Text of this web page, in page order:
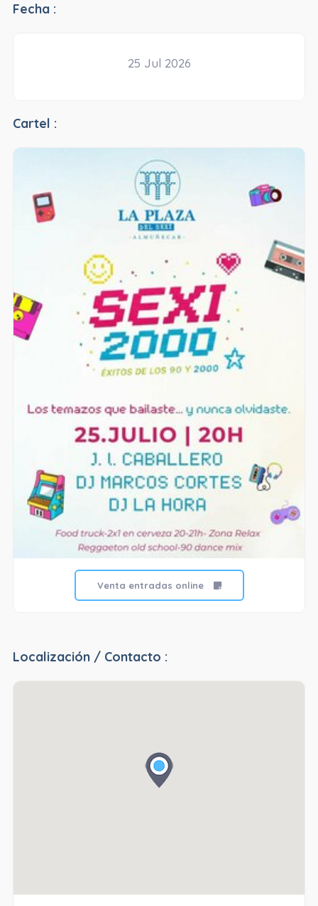
Fecha :
25 Jul 2026
Cartel :
Venta entradas online
Localización / Contacto :